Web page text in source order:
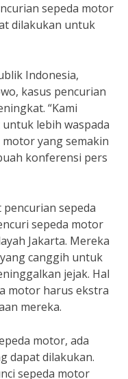
sepeda motor
dilakukan untuk
Indonesia,
kasus pencurian
“Kami
lebih waspada
yang semakin
konferensi pers
sepeda
sepeda motor
Jakarta. Mereka
canggih untuk
jejak. Hal
motor harus ekstra
mereka.
motor, ada
dapat dilakukan.
sepeda motor